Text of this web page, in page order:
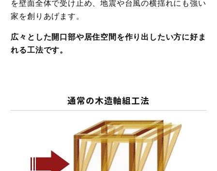
を壁面全体で受け止め、地震や台風の横揺れにも強い
家を創りあげます。
広々とした開口部や居住空間を作り出したい方に好ま
れる工法です。
通常の木造軸組工法